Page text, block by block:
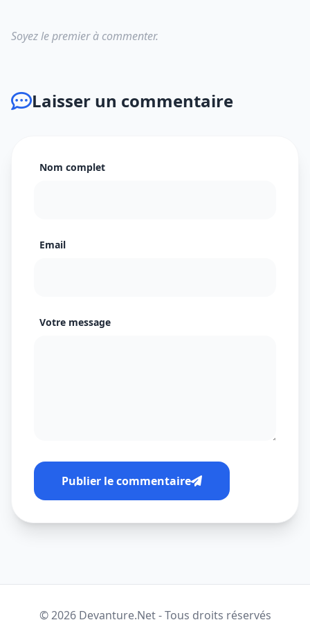
Soyez le premier à commenter.
Laisser un commentaire
Nom complet
Email
Votre message
Publier le commentaire
© 2026 Devanture.Net - Tous droits réservés